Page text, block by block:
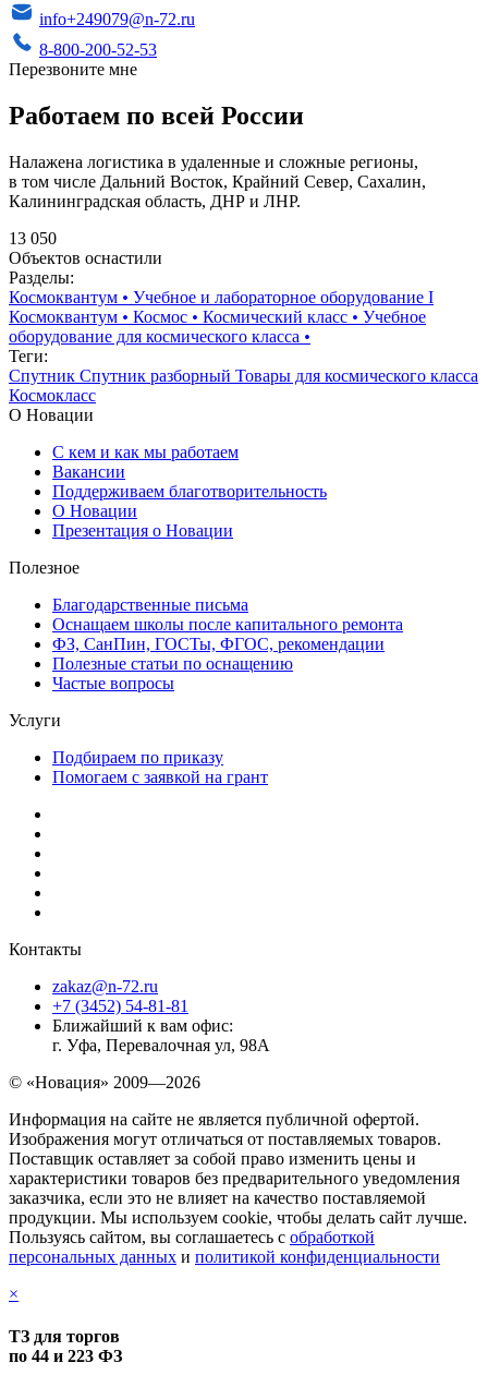
info+249079@n-72.ru
8-800-200-52-53
Перезвоните мне
Работаем по всей России
Налажена логистика в удаленные и сложные регионы,
в том числе Дальний Восток, Крайний Север, Сахалин,
Калининградская область, ДНР и ЛНР.
13 050
Объектов оснастили
Разделы:
Космоквантум • Учебное и лабораторное оборудование I
Космоквантум • Космос • Космический класс • Учебное
оборудование для космического класса •
Теги:
Спутник Спутник разборный Товары для космического класса
Космокласс
О Новации
С кем и как мы работаем
Вакансии
Поддерживаем благотворительность
О Новации
Презентация о Новации
Полезное
Благодарственные письма
Оснащаем школы после капитального ремонта
ФЗ, СанПин, ГОСТы, ФГОС, рекомендации
Полезные статьи по оснащению
Частые вопросы
Услуги
Подбираем по приказу
Помогаем с заявкой на грант
Контакты
zakaz@n-72.ru
+7 (3452) 54-81-81
Ближайший к вам офис:
г. Уфа, Перевалочная ул, 98А
© «Новация» 2009—2026
Информация на сайте не является публичной офертой.
Изображения могут отличаться от поставляемых товаров.
Поставщик оставляет за собой право изменить цены и
характеристики товаров без предварительного уведомления
заказчика, если это не влияет на качество поставляемой
продукции. Мы используем cookie, чтобы делать сайт лучше.
Пользуясь сайтом, вы соглашаетесь с обработкой
персональных данных и политикой конфиденциальности
×
ТЗ для торгов
по 44 и 223 ФЗ